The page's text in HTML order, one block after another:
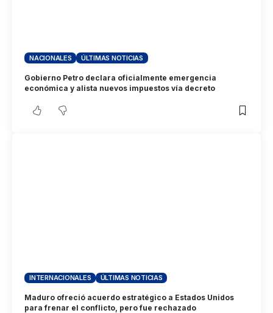
NACIONALES ÚLTIMAS NOTICIAS
Gobierno Petro declara oficialmente emergencia
económica y alista nuevos impuestos vía decreto
INTERNACIONALES ÚLTIMAS NOTICIAS
Maduro ofreció acuerdo estratégico a Estados Unidos
para frenar el conflicto, pero fue rechazado